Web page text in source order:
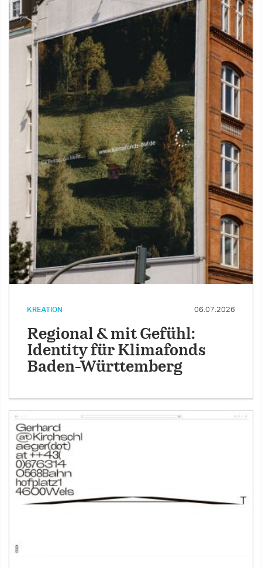
KREATION 06.07.2026
Regional & mit Gefühl:
Identity für Klimafonds
Baden-Württemberg